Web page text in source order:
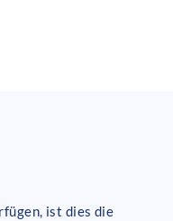
ist dies die